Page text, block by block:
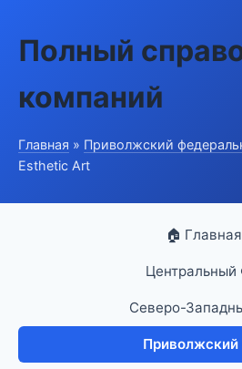
Полный
компаний
Главная » Приволжский
Esthetic Art
🏠 Главная
Северо-